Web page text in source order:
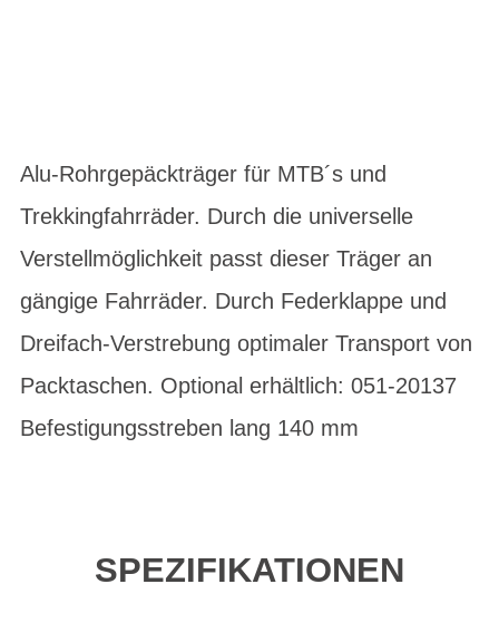
Alu-Rohrgepäckträger für MTB´s und
Trekkingfahrräder. Durch die universelle
Verstellmöglichkeit passt dieser Träger an
gängige Fahrräder. Durch Federklappe und
Dreifach-Verstrebung optimaler Transport von
Packtaschen. Optional erhältlich: 051-20137
Befestigungsstreben lang 140 mm
SPEZIFIKATIONEN